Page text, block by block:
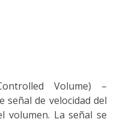
Volume) –
de velocidad del
volumen. La señal se